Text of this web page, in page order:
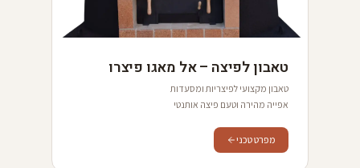
טאבון לפיצה – אל מאגו פיצרו
טאבון מקצועי לפיצריות ומסעדות
אפייה מהירה וטעם פיצה אותנטי
מפרט טכני